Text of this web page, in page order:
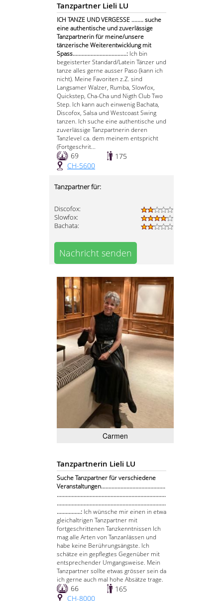
Tanzpartner Lieli LU
ICH TANZE UND VERGESSE ........ suche
eine authentische und zuverlässige
Tanzpartnerin für meine/unsere
tänzerische Weiterentwicklung mit
Spass....................................: Ich bin
begeisterter Standard/Latein Tänzer und
tanze alles gerne ausser Paso (kann ich
nicht). Meine Favoriten z.Z. sind
Langsamer Walzer, Rumba, Slowfox,
Quickstep, Cha-Cha und Nigth Club Two
Step. Ich kann auch einwenig Bachata,
Discofox, Salsa und Westcoast Swing
tanzen. Ich suche eine authentische und
zuverlässige Tanzpartnerin deren
Tanzlevel ca. dem meinem entspricht
(Fortgeschrit...
69
175
CH-5600
Tanzpartner für:
Discofox:
Slowfox:
Bachata:
Nachricht senden
Carmen
Tanzpartnerin Lieli LU
Suche Tanzpartner für verschiedene
Veranstaltungen...........................................
.........................................................................
.........................................................................
................: Ich wünsche mir einen in etwa
gleichaltrigen Tanzpartner mit
fortgeschrittenen Tanzkenntnissen Ich
mag alle Arten von Tanzanlässen und
habe keine Berührungsängste. Ich
schätze ein gepflegtes Gegenüber mit
entsprechender Umgangsweise. Mein
Tanzpartner sollte etwas grösser sein da
ich gerne auch mal hohe Absätze trage.
66
165
CH-8000